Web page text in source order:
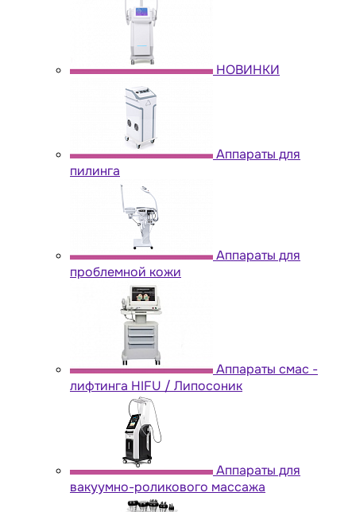
НОВИНКИ
Аппараты для
пилинга
Аппараты для
проблемной кожи
Аппараты cмас -
лифтинга HIFU / Липосоник
Аппараты для
вакуумно-роликового массажа